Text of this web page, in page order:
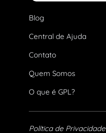
Blog
Central de Ajuda
Contato
Quem Somos
O que é GPL?
Política de Privacidade